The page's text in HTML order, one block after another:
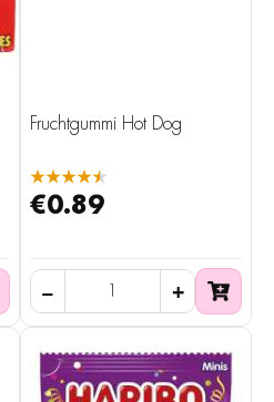
Fruchtgummi Hot Dog
★★★★★
€0.89